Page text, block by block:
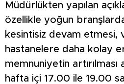
Müdürlükten yapılan
özellikle yoğun
kesintisiz devam etmesi,
hastanelere daha kolay
memnuniyetin artırılması
hafta içi 17.00 ile 19.00